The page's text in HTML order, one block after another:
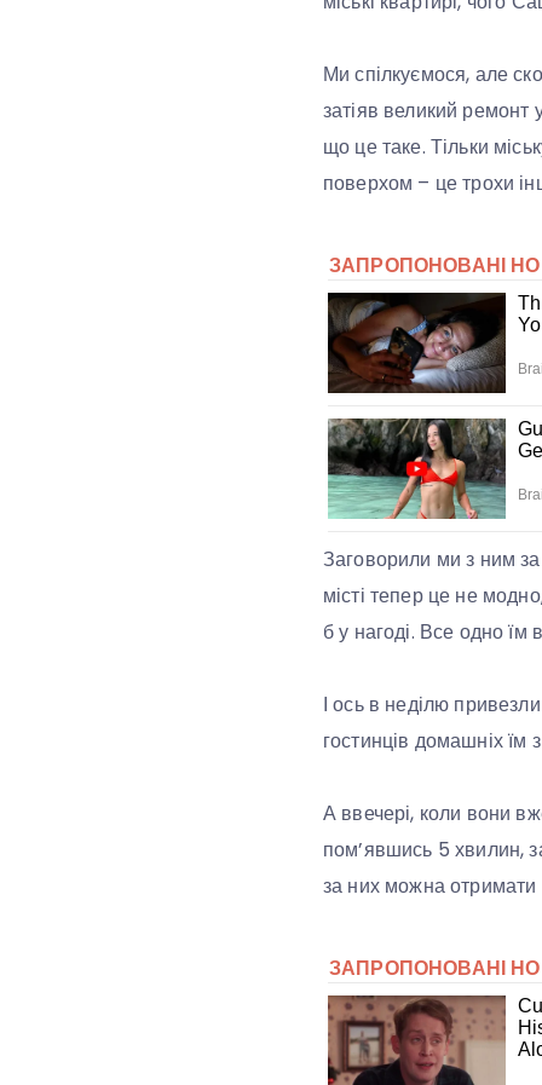
Ми спілкуємося, але
затіяв великий ремонт
що це таке. Тільки
поверхом – це трохи
Заговорили ми з ним за
місті тепер це не
б у нагоді. Все одно їм
І ось в неділю
гостинців домашніх їм
А ввечері, коли вони
пом’явшись 5 хвилин,
за них можна отримати